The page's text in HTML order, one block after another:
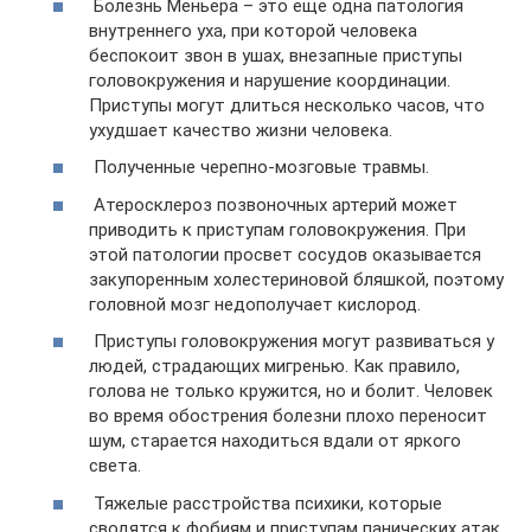
Болезнь Меньера – это еще одна патология
внутреннего уха, при которой человека
беспокоит звон в ушах, внезапные приступы
головокружения и нарушение координации.
Приступы могут длиться несколько часов, что
ухудшает качество жизни человека.
Полученные черепно-мозговые травмы.
Атеросклероз позвоночных артерий может
приводить к приступам головокружения. При
этой патологии просвет сосудов оказывается
закупоренным холестериновой бляшкой, поэтому
головной мозг недополучает кислород.
Приступы головокружения могут развиваться у
людей, страдающих мигренью. Как правило,
голова не только кружится, но и болит. Человек
во время обострения болезни плохо переносит
шум, старается находиться вдали от яркого
света.
Тяжелые расстройства психики, которые